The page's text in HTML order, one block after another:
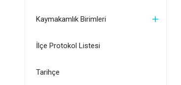
Kaymakamlık Birimleri
İlçe Protokol Listesi
Tarihçe